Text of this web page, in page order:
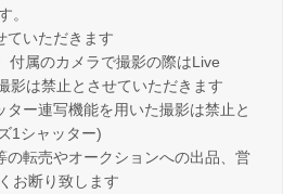
。
ていただきます
付属のカメラで撮影の際はLive
影は禁止とさせていただきます
ー連写機能を用いた撮影は禁止と
1シャッター)
転売やオークションへの出品、営
お断り致します